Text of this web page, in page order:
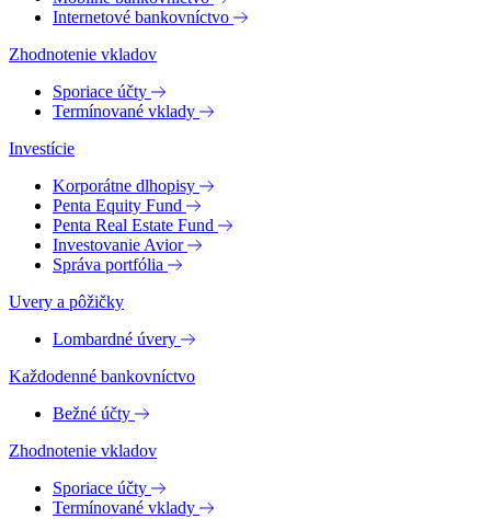
Internetové bankovníctvo
Zhodnotenie vkladov
Sporiace účty
Termínované vklady
Investície
Korporátne dlhopisy
Penta Equity Fund
Penta Real Estate Fund
Investovanie Avior
Správa portfólia
Uvery a pôžičky
Lombardné úvery
Každodenné bankovníctvo
Bežné účty
Zhodnotenie vkladov
Sporiace účty
Termínované vklady